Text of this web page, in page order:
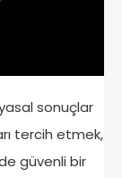
sonuçlar
tercih etmek,
güvenli bir